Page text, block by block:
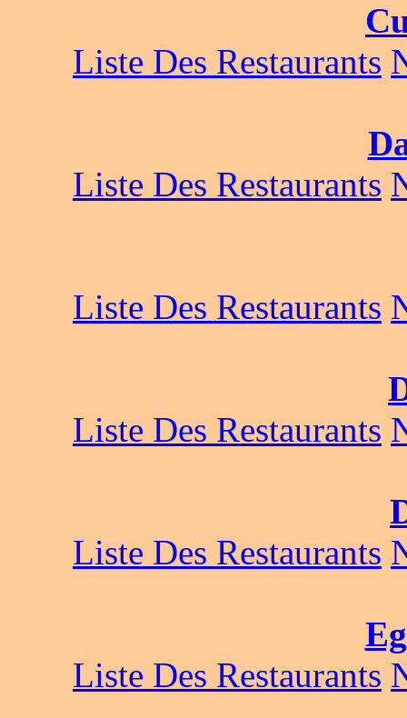
Liste Des Restaurants
Liste Des Restaurants
Liste Des Restaurants
Liste Des Restaurants
Liste Des Restaurants
Liste Des Restaurants